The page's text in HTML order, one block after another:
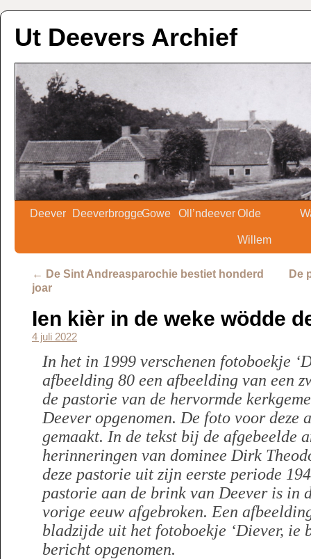
Ut Deevers Archief
Deever DeeverbroggeGowe Oll’ndeeverOlde
Willem
← De Sint Andreasparochie bestiet honderd
joar
De
Ien kièr in de weke wödde
4 juli 2022
In het in 1999 verschenen fotoboekje
afbeelding 80 een afbeelding van een
de pastorie van de hervormde
Deever opgenomen. De foto voor deze
gemaakt. In de tekst bij de afgebeelde
herinneringen van dominee Dirk
deze pastorie uit zijn eerste periode
pastorie aan de brink van Deever is in
vorige eeuw afgebroken. Een
bladzijde uit het fotoboekje ‘Diever, ie
bericht opgenomen.